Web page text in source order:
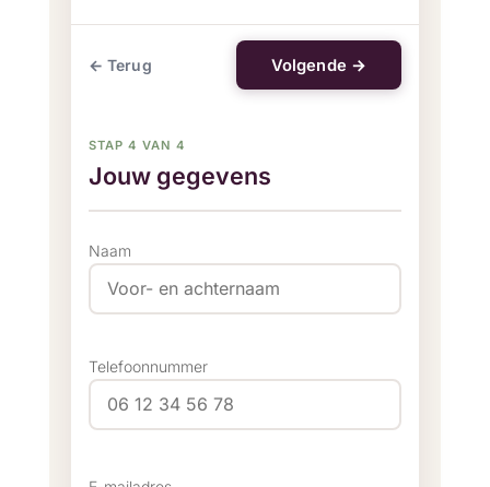
← Terug Volgende →
STAP 4 VAN 4
Jouw gegevens
Naam
Telefoonnummer